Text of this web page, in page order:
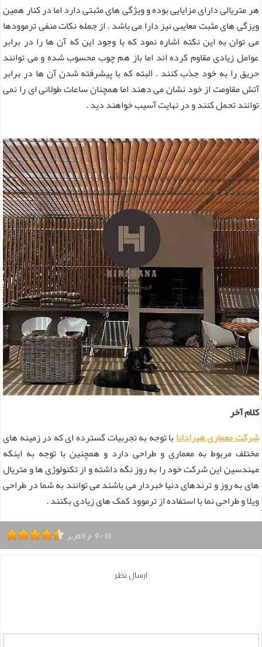
هر متریالی دارای مزایایی بوده و ویژگی های مثبتی دارد اما در کنار همین
ویزگی های مثبت معایبی نیز دارا می باشد . از جمله نکات منفی ترموودها
می توان به این نکته اشاره نمود که با وجود این که آن ها را در برابر
عوامل زیادی مقاوم کرده اند اما باز هم چوب محسوب شده و می توانند
حریق را به خود جذب کنند . البته که با پیشرفته شدن آن ها در برابر
آتش مقاومت از خود نشان می دهند اما همچنان ساعات طولانی ای را نمی
توانند تحمل کنند و در نهایت آسیب خواهند دید .
کلام آخر
شرکت معماری هیرادانابا توجه به تجربیات گسترده ای که در زمینه های
مختلف مربوط به معماری و طراحی دارد و همچنین با توجه به اینکه
مهندسین این شرکت خود را به روز نگه داشته و از تکنولوژی ها و متریال
های به روز و ترندهای دنیا خبردار می باشند می توانند به شما در طراحی
ویلا و طراحی نما با استفاده از ترموود کمک های زیادی بکنند .
9/10 از6کاربر
ارسال نظر